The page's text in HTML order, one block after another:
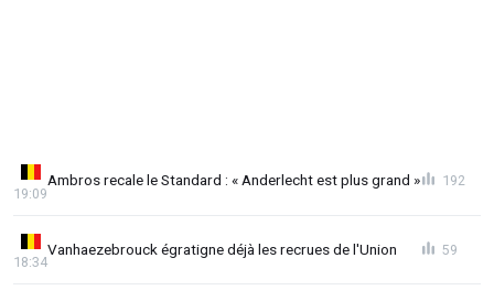
Ambros recale le Standard : « Anderlecht est plus grand »
19:09
192
Vanhaezebrouck égratigne déjà les recrues de l'Union
18:34
59